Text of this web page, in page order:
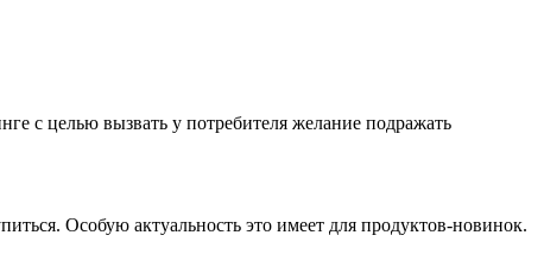
с целью вызвать у потребителя желание подражать
Особую актуальность это имеет для продуктов-новинок.